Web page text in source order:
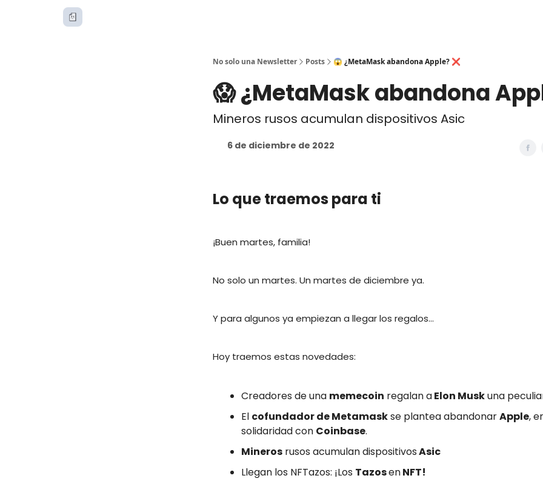
No solo una Newsletter Posts 😱 ¿MetaMask abandona Apple? ❌
😱 ¿MetaMask abandona
Mineros rusos acumulan dispositivos Asic
6 de diciembre de 2022
Lo que traemos para ti
¡Buen martes, familia!
No solo un martes. Un martes de diciembre ya.
Y para algunos ya empiezan a llegar los regalos…
Hoy traemos estas novedades:
Creadores de una memecoin regalan aElon Muskuna
El cofundador de Metamaskse plantea abandonarApple,
solidaridad con Coinbase.
Mineros rusos acumulan dispositivosAsic
Llegan los NFTazos: ¡Los TazosenNFT!